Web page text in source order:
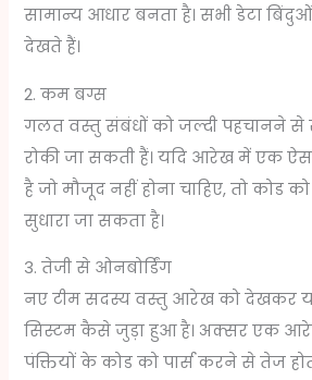
सामान्य आधार बनता है। सभी डेटा
देखते हैं।
2. कम बग्स
गलत वस्तु संबंधों को जल्दी पहचानने से
रोकी जा सकती हैं। यदि आरेख में एक
है जो मौजूद नहीं होना चाहिए, तो कोड
सुधारा जा सकता है।
3. तेजी से ओनबोर्डिंग
नए टीम सदस्य वस्तु आरेख को देखकर
सिस्टम कैसे जुड़ा हुआ है। अक्सर एक
पंक्तियों के कोड को पार्स करने से तेज